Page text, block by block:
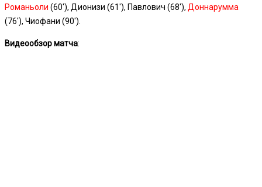
Романьоли (60′), Дионизи (61′), Павлович (68′), Доннарумма
(76′), Чиофани (90′).
Видеообзор матча: